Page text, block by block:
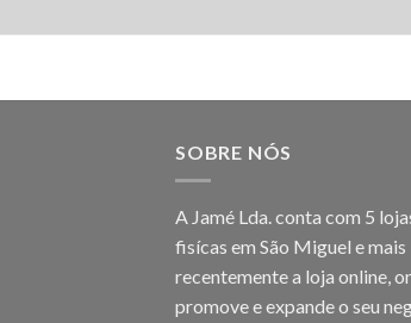
SOBRE NÓS
A Jamé Lda. conta com 5
fisícas em São Miguel e mais
recentemente a loja online,
promove e expande o seu